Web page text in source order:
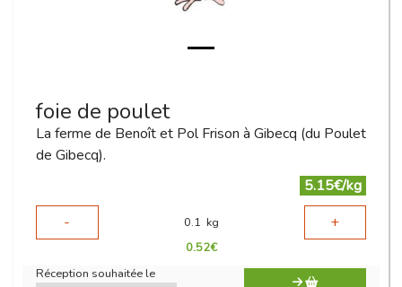
foie de poulet
La ferme de Benoît et Pol Frison à Gibecq (du Poulet
de Gibecq).
5.15€/kg
-
0.1 kg +
0.52€
Réception souhaitée le